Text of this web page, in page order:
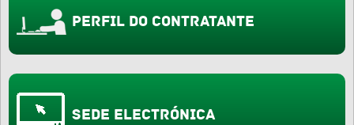
Perfil do Contratante
Sede Electrónica